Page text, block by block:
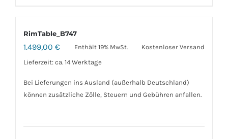
RimTable_B747
1.499,00 € Enthält 19% MwSt.
Kostenloser Versand
Lieferzeit: ca. 14 Werktage
Bei Lieferungen ins Ausland (außerhalb Deutschland)
können zusätzliche Zölle, Steuern und Gebühren anfallen.